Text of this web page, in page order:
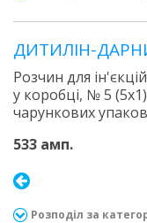
ДИТИЛІН-
Розчин для
у коробці, № 5
чарункових
533 амп.
Розподіл за